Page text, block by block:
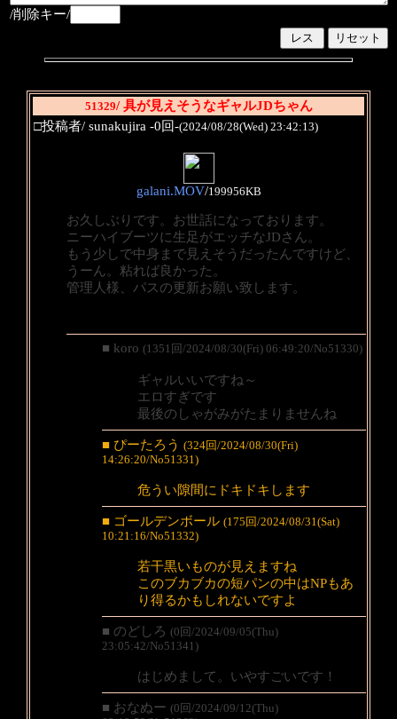
/削除キー/
51329/ 具が見えそうなギャルJDちゃん
□投稿者/ sunakujira -0回-(2024/08/28(Wed) 23:42:13)
galani.MOV/199956KB
お久しぶりです。お世話になっております。
ニーハイブーツに生足がエッチなJDさん。
もう少しで中身まで見えそうだったんですけど、
うーん。粘れば良かった。
管理人様、パスの更新お願い致します。
■ koro (1351回/2024/08/30(Fri) 06:49:20/No51330)
ギャルいいですね～
エロすぎです
最後のしゃがみがたまりませんね
■ ぴーたろう (324回/2024/08/30(Fri)
14:26:20/No51331)
危うい隙間にドキドキします
■ ゴールデンボール (175回/2024/08/31(Sat)
10:21:16/No51332)
若干黒いものが見えますね
このブカブカの短パンの中はNPもあ
り得るかもしれないですよ
■ のどしろ (0回/2024/09/05(Thu)
23:05:42/No51341)
はじめまして。いやすごいです！
■ おなぬー (0回/2024/09/12(Thu)